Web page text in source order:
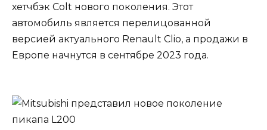
хетчбэк Colt нового поколения. Этот
автомобиль является перелицованной
версией актуального Renault Clio, а продажи в
Европе начнутся в сентябре 2023 года.